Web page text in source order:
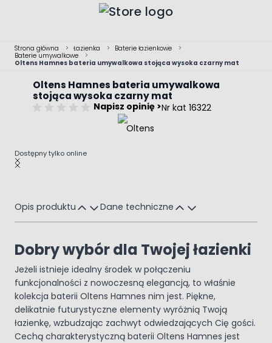
Strona główna > Łazienka > Baterie łazienkowe
>
Baterie umywalkowe
>
Oltens Hamnes bateria umywalkowa stojąca wysoka czarny mat
Oltens Hamnes bateria umywalkowa
stojąca wysoka czarny mat
Napisz opinię >Nr kat 16322
Dostępny tylko online
Main image
Click to view image in fullscreen
Opis produktu Dane techniczne
Dobry wybór dla Twojej łazienki
Jeżeli istnieje idealny środek w połączeniu
funkcjonalności z nowoczesną elegancją, to właśnie
kolekcja baterii Oltens Hamnes nim jest. Piękne,
delikatnie futurystyczne elementy wyróżnią Twoją
łazienkę, wzbudzając zachwyt odwiedzających Cię gości.
Cechą charakterystyczną baterii Oltens Hamnes jest